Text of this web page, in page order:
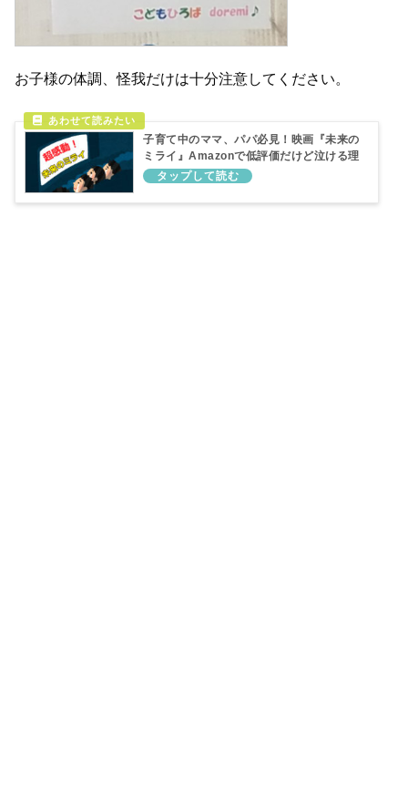
お子様の体調、怪我だけは十分注意してください。
子育て中のママ、パパ必見！映画『未来の
ミライ』Amazonで低評価だけど泣ける理
由